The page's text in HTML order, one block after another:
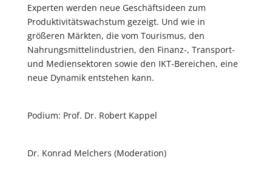
Experten werden neue Geschäftsideen zum
Produktivitätswachstum gezeigt. Und wie in
größeren Märkten, die vom Tourismus, den
Nahrungsmittelindustrien, den Finanz-, Transport-
und Mediensektoren sowie den IKT-Bereichen, eine
neue Dynamik entstehen kann.
Podium: Prof. Dr. Robert Kappel
Dr. Konrad Melchers (Moderation)